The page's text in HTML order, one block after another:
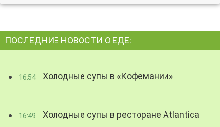
ПОСЛЕДНИЕ НОВОСТИ О ЕДЕ:
16:54 Холодные супы в «Кофемании»
16:49 Холодные супы в ресторане Atlantica